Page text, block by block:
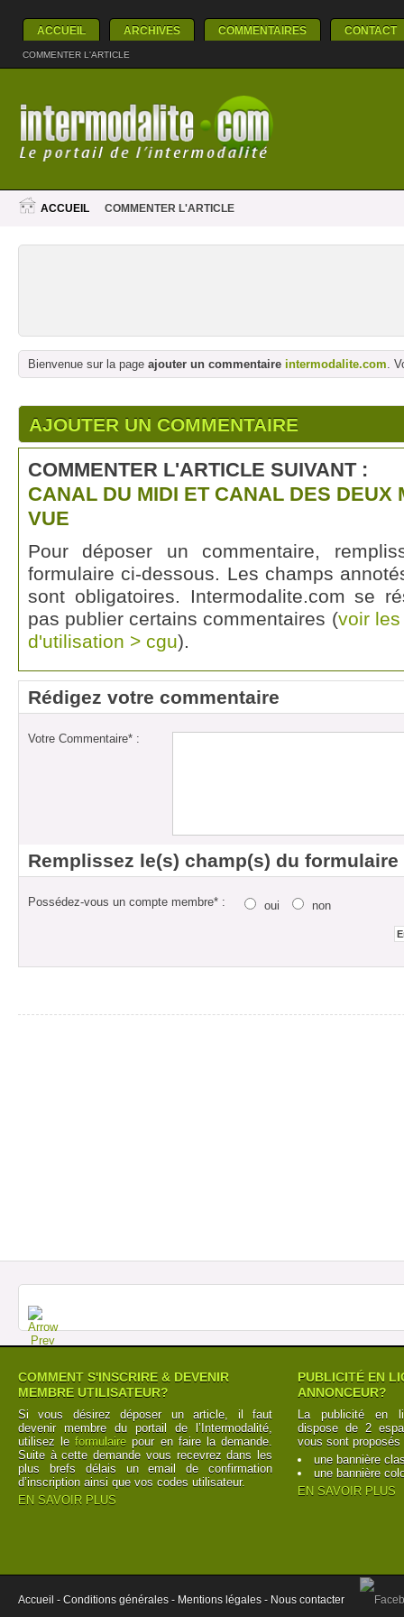
ACCUEIL ARCHIVES COMMENTAIRES CONTACT
COMMENTER L'ARTICLE
ACCUEIL COMMENTER L'ARTICLE
Bienvenue sur la page ajouter un commentaire intermodalite.com.
AJOUTER UN COMMENTAIRE
COMMENTER L'ARTICLE SUIVANT :
CANAL DU MIDI ET CANAL DES DEUX
VUE
Pour déposer un commentaire,
formulaire ci-dessous. Les champs
sont obligatoires. Intermodalite.com se
pas publier certains commentaires (voir
d'utilisation > cgu).
Rédigez votre commentaire
Votre Commentaire* :
Remplissez le(s) champ(s) du formulaire
Possédez-vous un compte membre* : oui non
COMMENT S'INSCRIRE & DEVENIR
MEMBRE UTILISATEUR?
Si vous désirez déposer un article, il faut
devenir membre du portail de l’Intermodalité,
utilisez leformulaire pour en faire la demande.
Suite à cette demande vous recevrez dans les
plus brefs délais un email de confirmation
d’inscription ainsi que vos codes utilisateur.
EN SAVOIR PLUS
PUBLICITÉ EN
ANNONCEUR?
La publicité en
dispose de 2
vous sont proposés
une bannière
une bannière
EN SAVOIR PLUS
Accueil - Conditions générales - Mentions légales - Nous contacter